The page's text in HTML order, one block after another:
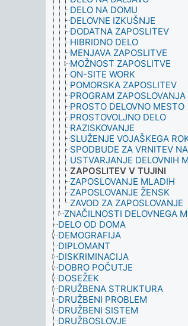
DELO NA DOMU
DELOVNE IZKUŠNJE
DODATNA ZAPOSLITEV
HIBRIDNO DELO
MENJAVA ZAPOSLITVE
MOŽNOST ZAPOSLITVE
ON-SITE WORK
POMORSKA ZAPOSLITEV
PROGRAM ZAPOSLOVANJA
PROSTO DELOVNO MESTO
PROSTOVOLJNO DELO
RAZISKOVANJE
SLUŽENJE VOJAŠKEGA
SPODBUDE ZA VRNITEV
USTVARJANJE DELOVNIH
ZAPOSLITEV V TUJINI
ZAPOSLOVANJE MLADIH
ZAPOSLOVANJE ŽENSK
ZAVOD ZA ZAPOSLOVANJE
ZNAČILNOSTI DELOVNEGA
DELO OD DOMA
DEMOGRAFIJA
DIPLOMANT
DISKRIMINACIJA
DOBRO POČUTJE
DOSEŽEK
DRUŽBENA STRUKTURA
DRUŽBENI PROBLEM
DRUŽBENI SISTEM
DRUŽBOSLOVJE